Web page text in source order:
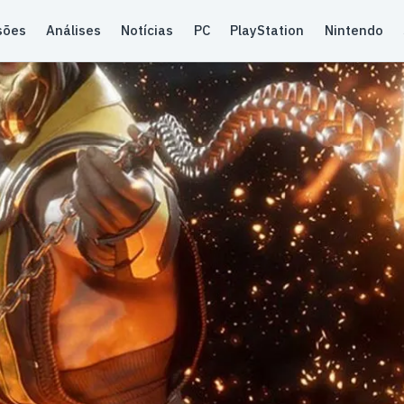
Análises Notícias PC PlayStation Nintendo